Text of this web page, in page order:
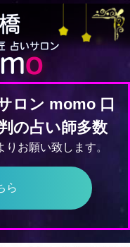
ロン momo 口
の占い師多数
お願い致します。
ら